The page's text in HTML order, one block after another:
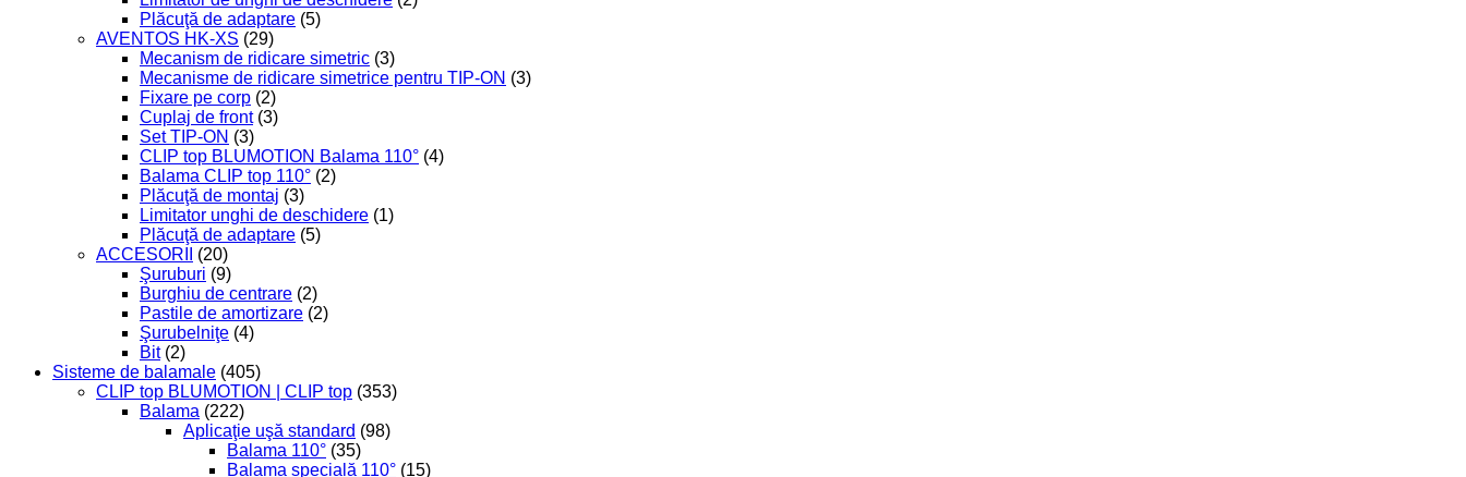
Plăcuţă de adaptare (5)
AVENTOS HK-XS (29)
Mecanism de ridicare simetric (3)
Mecanisme de ridicare simetrice pentru TIP-ON (3)
Fixare pe corp (2)
Cuplaj de front (3)
Set TIP-ON (3)
CLIP top BLUMOTION Balama 110° (4)
Balama CLIP top 110° (2)
Plăcuţă de montaj (3)
Limitator unghi de deschidere (1)
Plăcuţă de adaptare (5)
ACCESORII
(20)
Şuruburi (9)
Burghiu de centrare (2)
Pastile de amortizare (2)
Şurubelniţe (4)
Bit (2)
Sisteme de balamale (405)
CLIP top BLUMOTION | CLIP top (353)
Balama (222)
Aplicaţie uşă standard (98)
Balama 110° (35)
Balama specială 110° (15)